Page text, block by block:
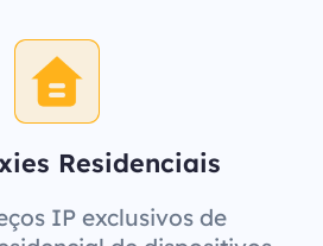
Residenciais
IP exclusivos de